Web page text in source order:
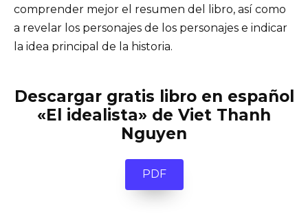
comprender mejor el resumen del libro, así como
a revelar los personajes de los personajes e indicar
la idea principal de la historia.
Descargar gratis libro en español
«El idealista» de Viet Thanh
Nguyen
PDF